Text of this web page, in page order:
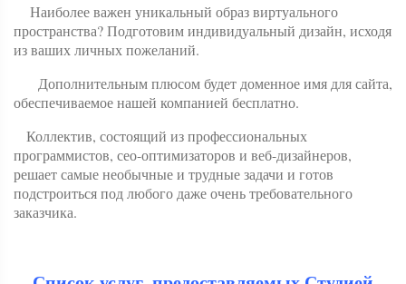
Наиболее важен уникальный образ виртуального
пространства? Подготовим индивидуальный дизайн, исходя
из ваших личных пожеланий.
Дополнительным плюсом будет доменное имя для сайта,
обеспечиваемое нашей компанией бесплатно.
Коллектив, состоящий из профессиональных
программистов, сео-оптимизаторов и веб-дизайнеров,
решает самые необычные и трудные задачи и готов
подстроиться под любого даже очень требовательного
заказчика.